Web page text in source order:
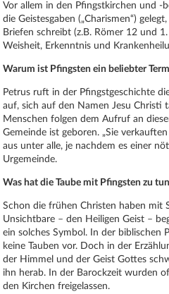
Vor allem in den Pfingstkirchen und -
die Geistesgaben („Charismen“)
Briefen schreibt (z.B. Römer 12 und
Weisheit, Erkenntnis und
Warum ist Pfingsten ein beliebter
Petrus ruft in der Pfingstgeschichte
auf, sich auf den Namen Jesu Christi
Menschen folgen dem Aufruf an
Gemeinde ist geboren. „Sie
aus unter alle, je nachdem es einer
Urgemeinde.
Was hat die Taube mit Pfingsten zu
Schon die frühen Christen haben mit
Unsichtbare – den Heiligen Geist –
ein solches Symbol. In der biblischen
keine Tauben vor. Doch in der
der Himmel und der Geist Gottes
ihn herab. In der Barockzeit wurden
den Kirchen freigelassen.